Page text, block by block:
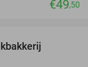
€49,50